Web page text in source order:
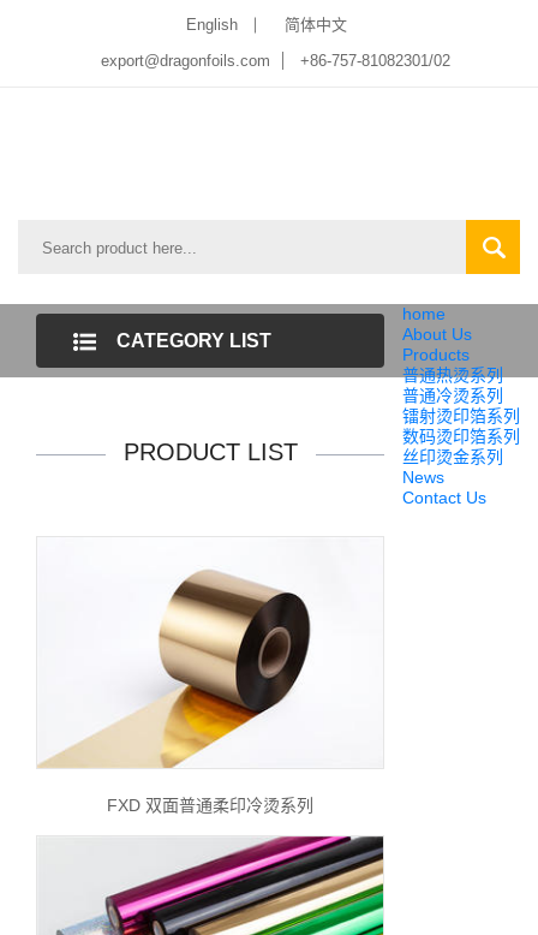
English
简体中文
export@dragonfoils.com
+86-757-81082301/02
home
About Us
Products
普通热烫系列
普通冷烫系列
镭射烫印箔系列
数码烫印箔系列
丝印烫金系列
News
Contact Us
CATEGORY LIST
PRODUCT LIST
FXD 双面普通柔印冷烫系列